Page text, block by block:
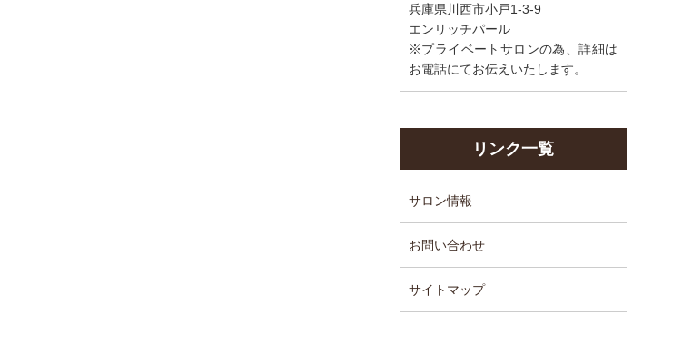
兵庫県川西市小戸1-3-9
エンリッチパール
※プライベートサロンの為、詳細は
お電話にてお伝えいたします。
リンク一覧
サロン情報
お問い合わせ
サイトマップ